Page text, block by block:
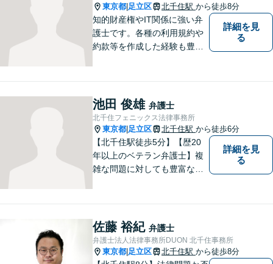
東京都 足立区 北千住駅 から徒歩8分
知的財産権やIT関係に強い弁
護士です。各種の利用規約や
約款等を作成した経験も豊富
ット上での誹謗中傷対策も得
意です。
詳細を見
る
池田 俊雄 弁護士
北千住フェニックス法律事務所
東京都 足立区 北千住駅 から徒歩6分
【北千住駅徒歩5分】【歴20
年以上のベテラン弁護士】複
雑な問題に対しても豊富な経
ださい。依頼者様の声を大切
にし、適切に対処して参りま
す。
詳細を見
る
佐藤 裕紀 弁護士
弁護士法人法律事務所DUON 北千住事務所
東京都 足立区 北千住駅 から徒歩8分